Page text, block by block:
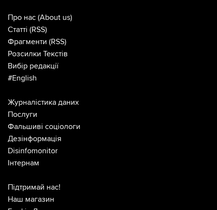
Про нас (About us)
Статті (RSS)
Фрагменти (RSS)
Розсилки Текстів
Вибір редакції
#English
Журналістика даних
Послуги
Фальшиві соціологи
Дезінформація
Disinfomonitor
Інтернам
Підтримай нас!
Наш магазин